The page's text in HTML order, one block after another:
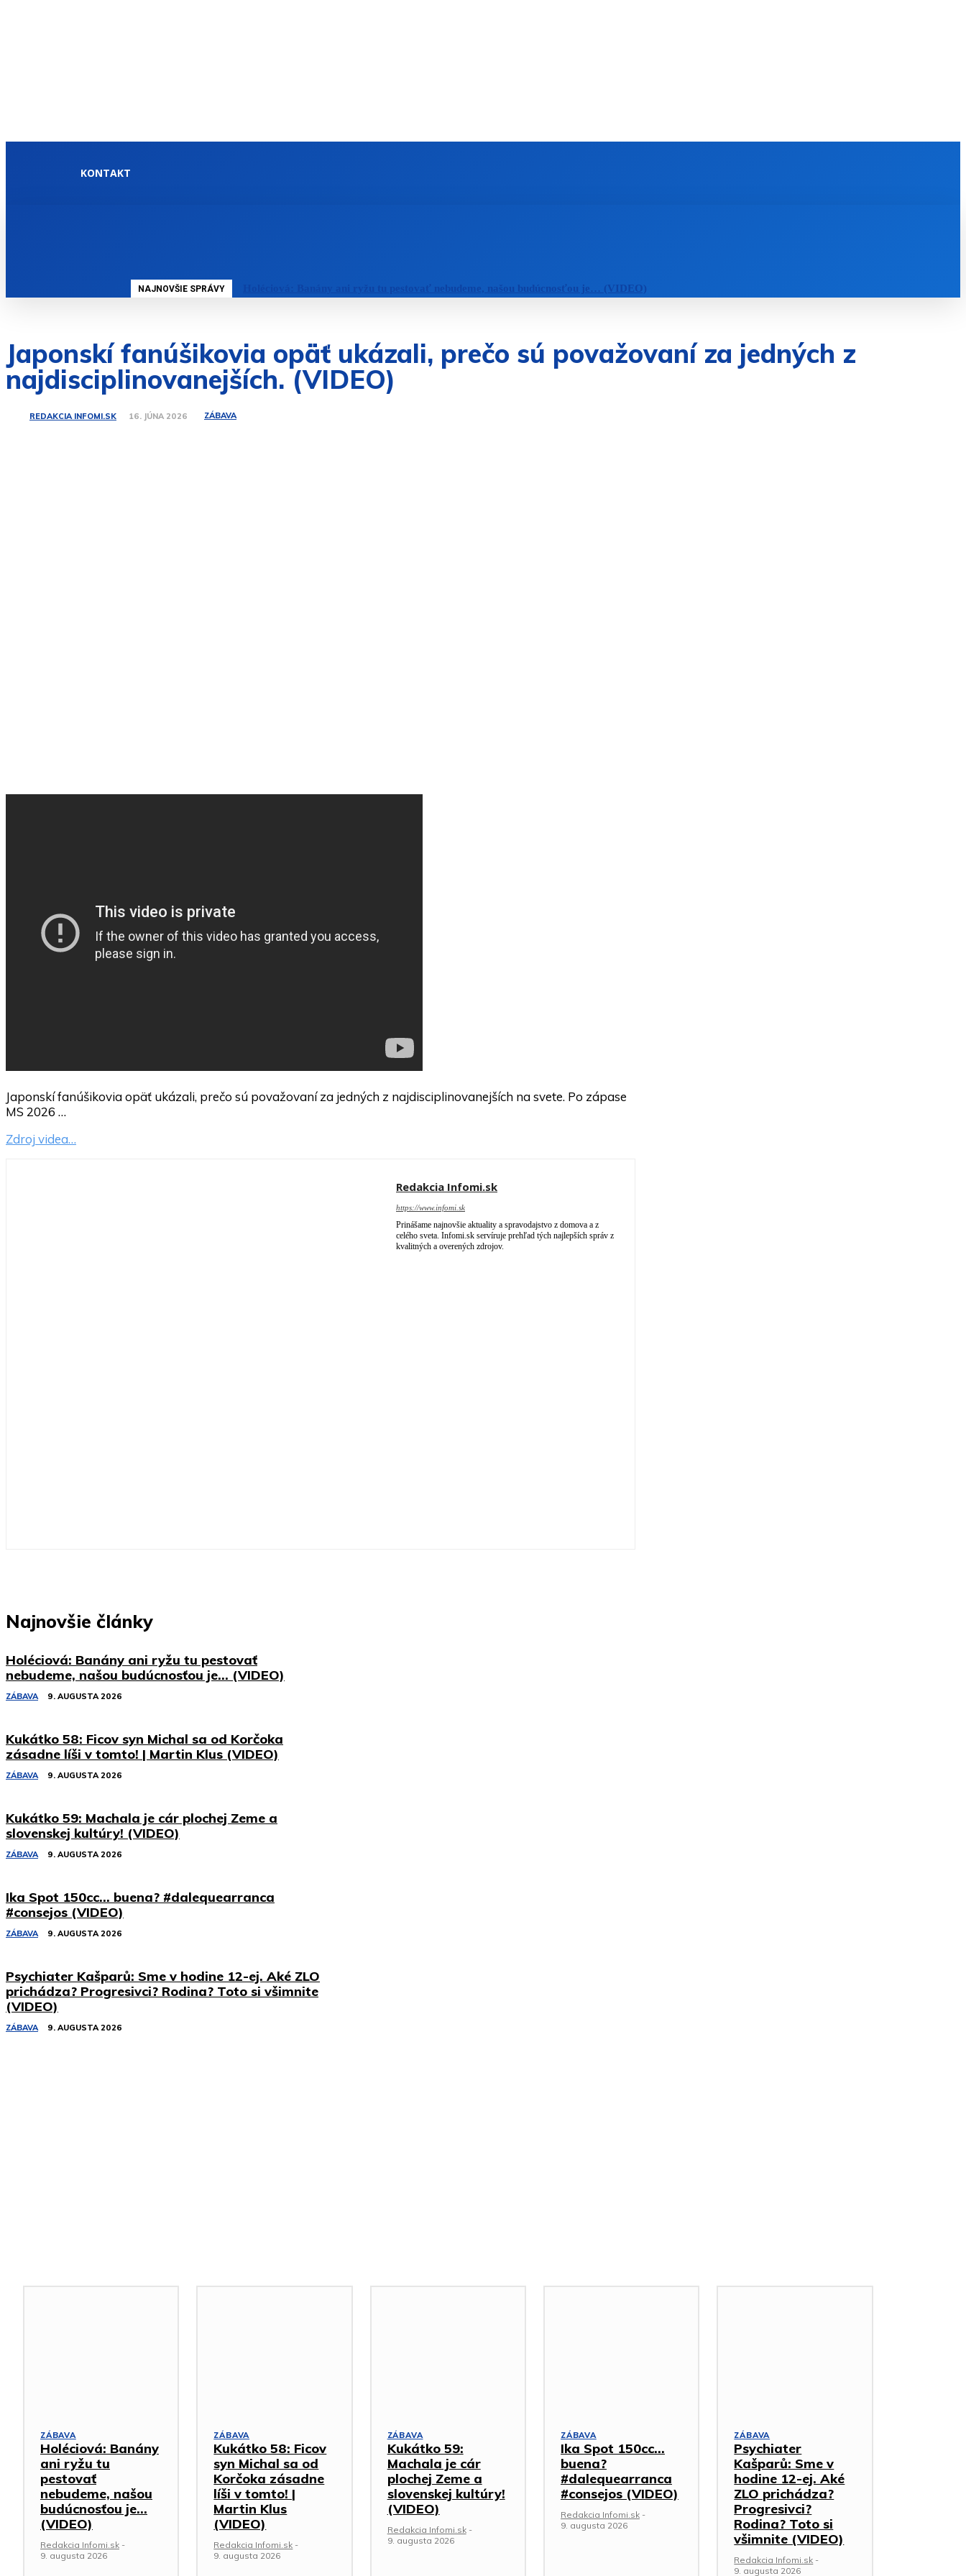
KONTAKT
NAJNOVŠIE SPRÁVY Holéciová: Banány ani ryžu tu pestovať nebudeme, našou budúcnosťou je… (VIDEO)
Japonskí fanúšikovia opäť ukázali, prečo sú považovaní za jedných z
najdisciplinovanejších. (VIDEO)
REDAKCIA INFOMI.SK 16. JÚNA 2026 ZÁBAVA
Japonskí fanúšikovia opäť ukázali, prečo sú považovaní za jedných z najdisciplinovanejších na svete. Po zápase
MS 2026 …
Zdroj videa…
Redakcia Infomi.sk
https://www.infomi.sk
Prinášame najnovšie aktuality a spravodajstvo z domova a z
celého sveta. Infomi.sk servíruje prehľad tých najlepších správ z
kvalitných a overených zdrojov.
Najnovšie články
Holéciová: Banány ani ryžu tu pestovať
nebudeme, našou budúcnosťou je… (VIDEO)
ZÁBAVA 9. AUGUSTA 2026
Kukátko 58: Ficov syn Michal sa od Korčoka
zásadne líši v tomto! | Martin Klus (VIDEO)
ZÁBAVA 9. AUGUSTA 2026
Kukátko 59: Machala je cár plochej Zeme a
slovenskej kultúry! (VIDEO)
ZÁBAVA 9. AUGUSTA 2026
Ika Spot 150cc… buena? #dalequearranca
#consejos (VIDEO)
ZÁBAVA 9. AUGUSTA 2026
Psychiater Kašparů: Sme v hodine 12-ej. Aké ZLO
prichádza? Progresivci? Rodina? Toto si všimnite
(VIDEO)
ZÁBAVA 9. AUGUSTA 2026
ZÁBAVA
Holéciová: Banány
ani ryžu tu
pestovať
nebudeme, našou
budúcnosťou je…
(VIDEO)
Redakcia Infomi.sk -
9. augusta 2026
ZÁBAVA
Kukátko 58: Ficov
syn Michal sa od
Korčoka zásadne
líši v tomto! |
Martin Klus
(VIDEO)
Redakcia Infomi.sk -
9. augusta 2026
ZÁBAVA
Kukátko 59:
Machala je cár
plochej Zeme a
slovenskej kultúry!
(VIDEO)
Redakcia Infomi.sk -
9. augusta 2026
ZÁBAVA
Ika Spot 150cc…
buena?
#dalequearranca
#consejos (VIDEO)
Redakcia Infomi.sk -
9. augusta 2026
ZÁBAVA
Psychiater
Kašparů: Sme v
hodine 12-ej. Aké
ZLO prichádza?
Progresivci?
Rodina? Toto si
všimnite (VIDEO)
Redakcia Infomi.sk -
9. augusta 2026